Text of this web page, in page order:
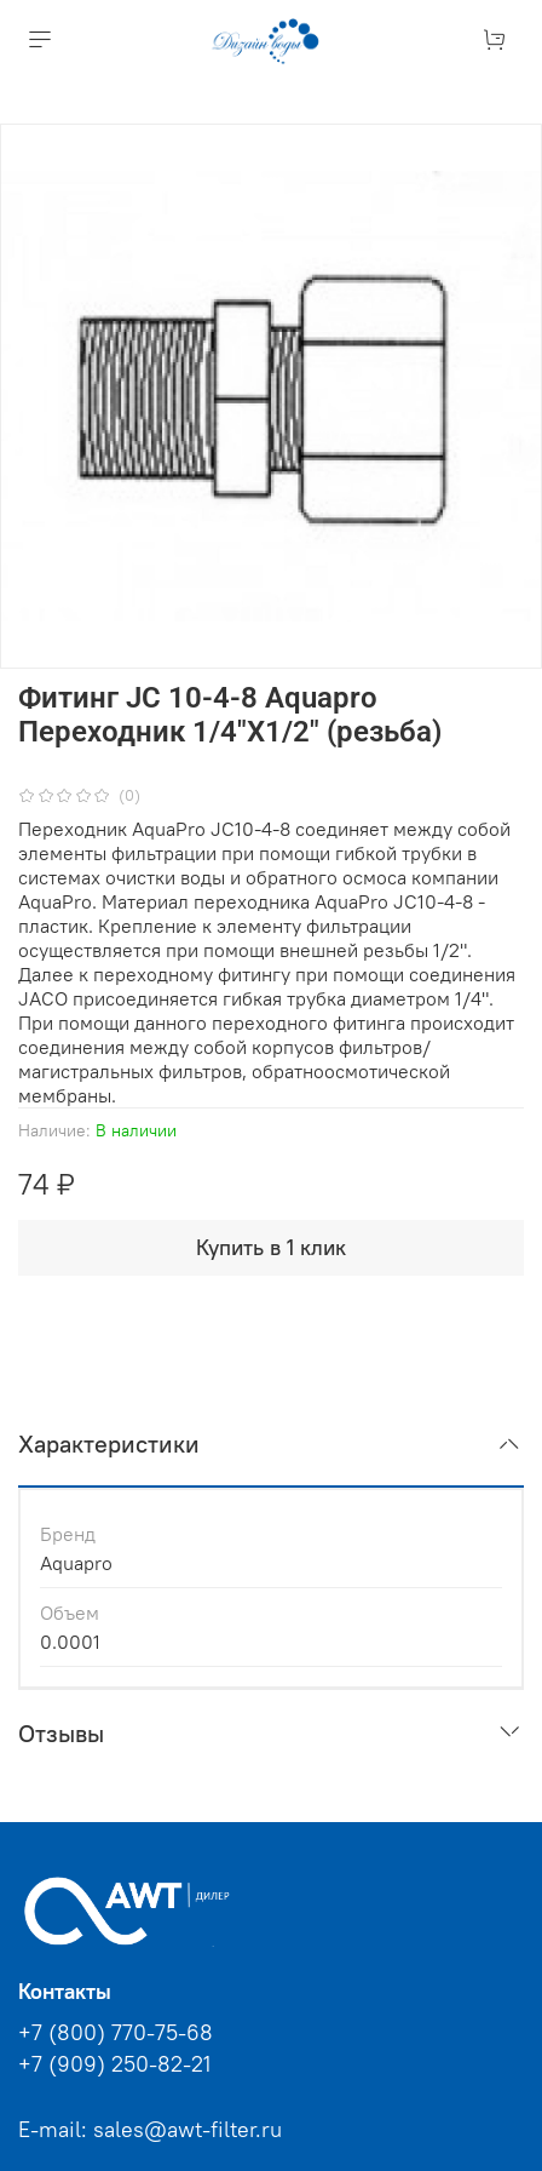
(0)
Наличие: В наличии
Фитинг JС 10-4-8 Aquapro
Переходник 1/4"X1/2" (резьба)
74 ₽
Купить в 1 клик
Переходник AquaPro JC10-4-8 соединяет между собой
элементы фильтрации при помощи гибкой трубки в
системах очистки воды и обратного осмоса компании
AquaPro. Материал переходника AquaPro JC10-4-8 -
пластик. Крепление к элементу фильтрации
осуществляется при помощи внешней резьбы 1/2".
Далее к переходному фитингу при помощи соединения
JACO присоединяется гибкая трубка диаметром 1/4".
При помощи данного переходного фитинга происходит
соединения между собой корпусов фильтров/
магистральных фильтров, обратноосмотической
мембраны.
Характеристики
Бренд
Aquapro
Объем
0.0001
Отзывы
Контакты
+7 (800) 770-75-68
+7 (909) 250-82-21
E-mail: sales@awt-filter.ru